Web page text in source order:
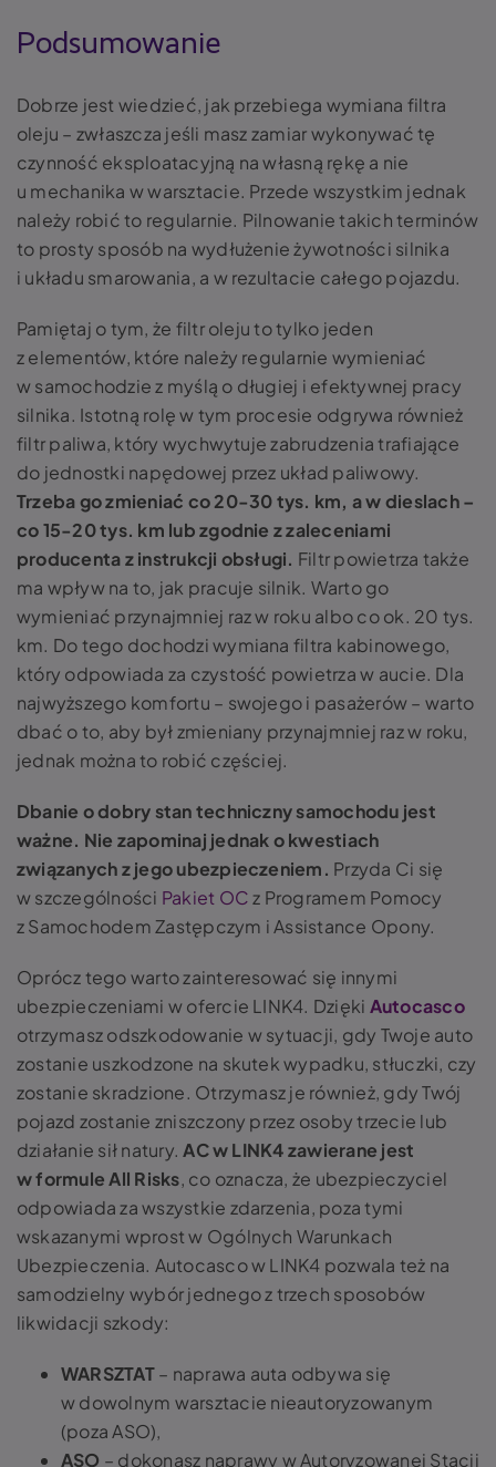
Podsumowanie
Dobrze jest wiedzieć, jak przebiega wymiana filtra
oleju – zwłaszcza jeśli masz zamiar wykonywać tę
czynność eksploatacyjną na własną rękę a nie
u mechanika w warsztacie. Przede wszystkim jednak
należy robić to regularnie. Pilnowanie takich terminów
to prosty sposób na wydłużenie żywotności silnika
i układu smarowania, a w rezultacie całego pojazdu.
Pamiętaj o tym, że filtr oleju to tylko jeden
z elementów, które należy regularnie wymieniać
w samochodzie z myślą o długiej i efektywnej pracy
silnika. Istotną rolę w tym procesie odgrywa również
filtr paliwa, który wychwytuje zabrudzenia trafiające
do jednostki napędowej przez układ paliwowy.
Trzeba go zmieniać co 20-30 tys. km, a w dieslach –
co 15-20 tys. km lub zgodnie z zaleceniami
producenta z instrukcji obsługi. Filtr powietrza także
ma wpływ na to, jak pracuje silnik. Warto go
wymieniać przynajmniej raz w roku albo co ok. 20 tys.
km. Do tego dochodzi wymiana filtra kabinowego,
który odpowiada za czystość powietrza w aucie. Dla
najwyższego komfortu – swojego i pasażerów – warto
dbać o to, aby był zmieniany przynajmniej raz w roku,
jednak można to robić częściej.
Dbanie o dobry stan techniczny samochodu jest
ważne. Nie zapominaj jednak o kwestiach
związanych z jego ubezpieczeniem. Przyda Ci się
w szczególności Pakiet OCz Programem Pomocy
z Samochodem Zastępczym i Assistance Opony.
Oprócz tego warto zainteresować się innymi
ubezpieczeniami w ofercie LINK4. Dzięki Autocasco
otrzymasz odszkodowanie w sytuacji, gdy Twoje auto
zostanie uszkodzone na skutek wypadku, stłuczki, czy
zostanie skradzione. Otrzymasz je również, gdy Twój
pojazd zostanie zniszczony przez osoby trzecie lub
działanie sił natury.AC w LINK4 zawierane jest
w formule All Risks, co oznacza, że ubezpieczyciel
odpowiada za wszystkie zdarzenia, poza tymi
wskazanymi wprost w Ogólnych Warunkach
Ubezpieczenia. Autocasco w LINK4 pozwala też na
samodzielny wybór jednego z trzech sposobów
likwidacji szkody:
WARSZTAT– naprawa auta odbywa się
w dowolnym warsztacie nieautoryzowanym
(poza ASO),
ASO – dokonasz naprawy w Autoryzowanej Stacji